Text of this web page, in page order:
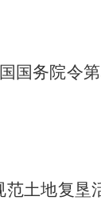
国务院令第
土地复垦